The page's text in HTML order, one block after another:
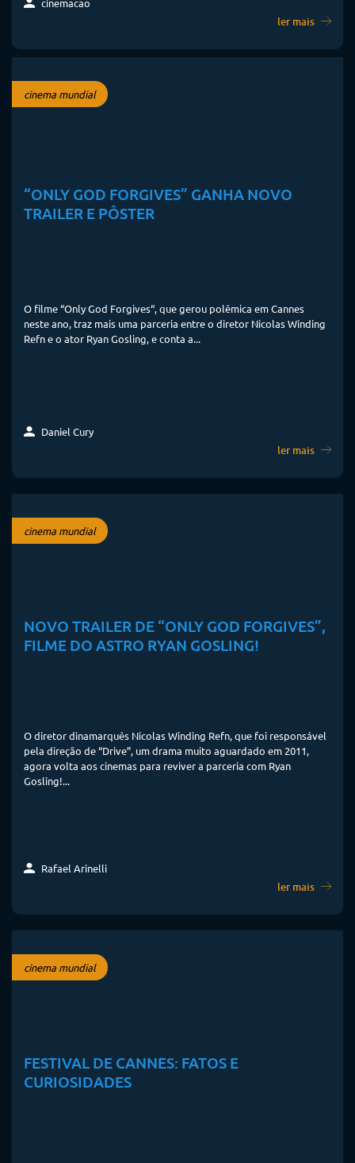
cinemacao
ler mais
cinema mundial
“ONLY GOD FORGIVES” GANHA NOVO
TRAILER E PÔSTER
O filme “Only God Forgives“, que gerou polêmica em Cannes
neste ano, traz mais uma parceria entre o diretor Nicolas Winding
Refn e o ator Ryan Gosling, e conta a...
Daniel Cury
ler mais
cinema mundial
NOVO TRAILER DE “ONLY GOD FORGIVES”,
FILME DO ASTRO RYAN GOSLING!
O diretor dinamarquês Nicolas Winding Refn, que foi responsável
pela direção de “Drive”, um drama muito aguardado em 2011,
agora volta aos cinemas para reviver a parceria com Ryan
Gosling!...
Rafael Arinelli
ler mais
cinema mundial
FESTIVAL DE CANNES: FATOS E
CURIOSIDADES